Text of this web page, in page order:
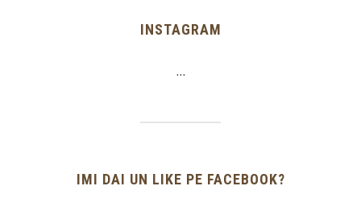
INSTAGRAM
…
IMI DAI UN LIKE PE FACEBOOK?